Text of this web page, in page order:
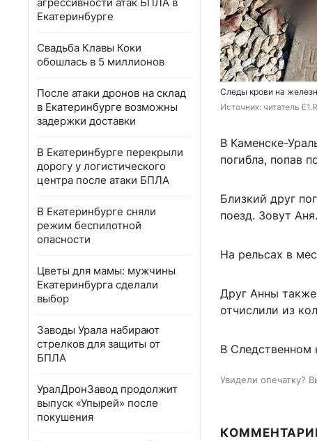
Екатеринбурге
Свадьба Клавы Коки
обошлась в 5 миллионов
После атаки дронов на склад
в Екатеринбурге возможны
задержки доставки
В Екатеринбурге перекрыли
дорогу у логистического
центра после атаки БПЛА
В Екатеринбурге сняли
режим беспилотной
опасности
Цветы для мамы: мужчины
Екатеринбурга сделали
выбор
Заводы Урала набирают
стрелков для защиты от
БПЛА
УралДронЗавод продолжит
выпуск «Упырей» после
покушения
Следы крови на
Источник: читатель
В Каменске-
погибла, попав
Близкий друг
поезд. Зовут
На рельсах в
Друг Анны
отчислили из
В Следственном
Увидели опечатку?